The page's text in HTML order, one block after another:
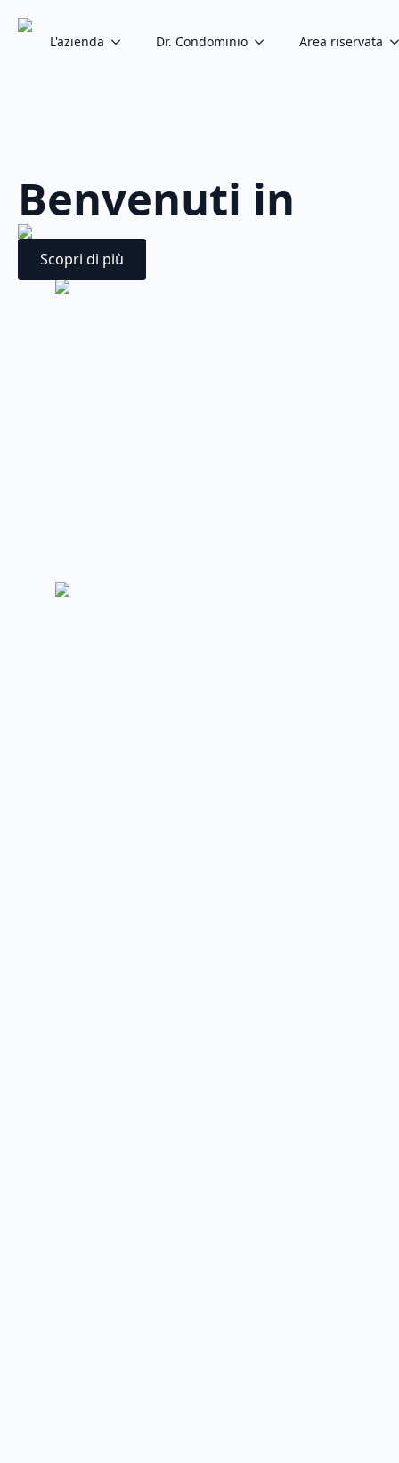
L'azienda Dr. Condominio Area riservata
Benvenuti in
Scopri di più